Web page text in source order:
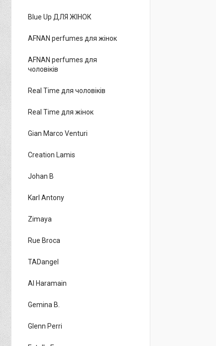
Blue Up ДЛЯ ЖІНОК
AFNAN perfumes для жінок
AFNAN perfumes для
чоловіків
Real Time для чоловіків
Real Time для жінок
Gian Marco Venturi
Creation Lamis
Johan B
Karl Antony
Zimaya
Rue Broca
TADangel
Al Haramain
Gemina B.
Glenn Perri